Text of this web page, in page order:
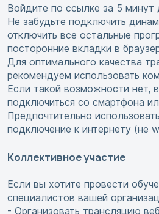
Войдите по ссылке за 5 минут
Не забудьте подключить
отключить все остальные
посторонние вкладки в
Для оптимального качества
рекомендуем использовать
Если такой возможности нет,
подключиться со смартфона
Предпочтительно
подключение к интернету (не
Коллективное участие
Если вы хотите провести
специалистов вашей
- Организовать трансляцию